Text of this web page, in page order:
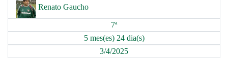
Renato Gaucho
7ª
5 mes(es) 24 dia(s)
3/4/2025